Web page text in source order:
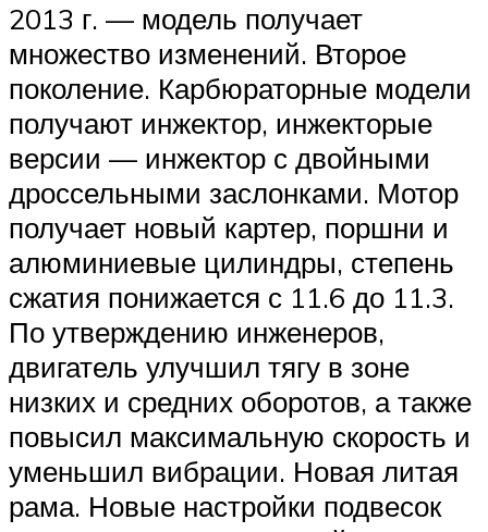
2013 г. — модель получает
множество изменений. Второе
поколение. Карбюраторные модели
получают инжектор, инжекторые
версии — инжектор с двойными
дроссельными заслонками. Мотор
получает новый картер, поршни и
алюминиевые цилиндры, степень
сжатия понижается с 11.6 до 11.3.
По утверждению инженеров,
двигатель улучшил тягу в зоне
низких и средних оборотов, а также
повысил максимальную скорость и
уменьшил вибрации. Новая литая
рама. Новые настройки подвесок